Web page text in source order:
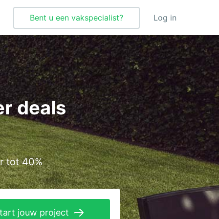
Bent u een vakspecialist? Log in
Tegelzetter
Vloeren
Vochtbestrijding
Warmtepomp
Zonnepanelen
Zonwering
deals
tot 40%
jouw project